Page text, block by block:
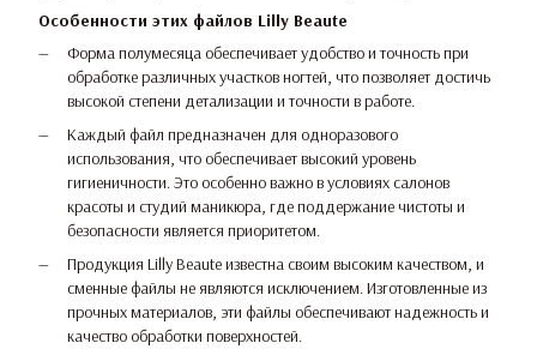
Особенности этих файлов Lilly Beaute
Форма полумесяца обеспечивает удобство и точность при
обработке различных участков ногтей, что позволяет достичь
высокой степени детализации и точности в работе.
Каждый файл предназначен для одноразового
использования, что обеспечивает высокий уровень
гигиеничности. Это особенно важно в условиях салонов
красоты и студий маникюра, где поддержание чистоты и
безопасности является приоритетом.
Продукция Lilly Beaute известна своим высоким качеством, и
сменные файлы не являются исключением. Изготовленные из
прочных материалов, эти файлы обеспечивают надежность и
качество обработки поверхностей.